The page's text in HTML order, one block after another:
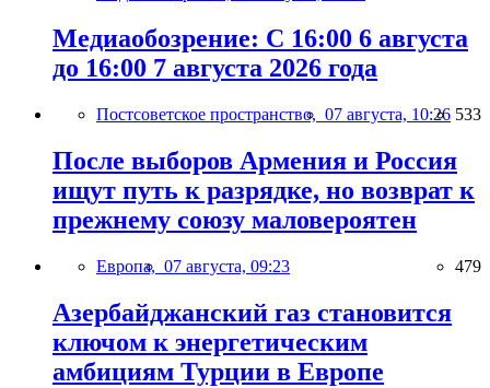
Медиаобозрение: С 16:00 6 августа
до 16:00 7 августа 2026 года
Постсоветское пространство, 07 августа, 10:26 533
После выборов Армения и Россия
ищут путь к разрядке, но возврат к
прежнему союзу маловероятен
Европа, 07 августа, 09:23 479
Азербайджанский газ становится
ключом к энергетическим
амбициям Турции в Европе